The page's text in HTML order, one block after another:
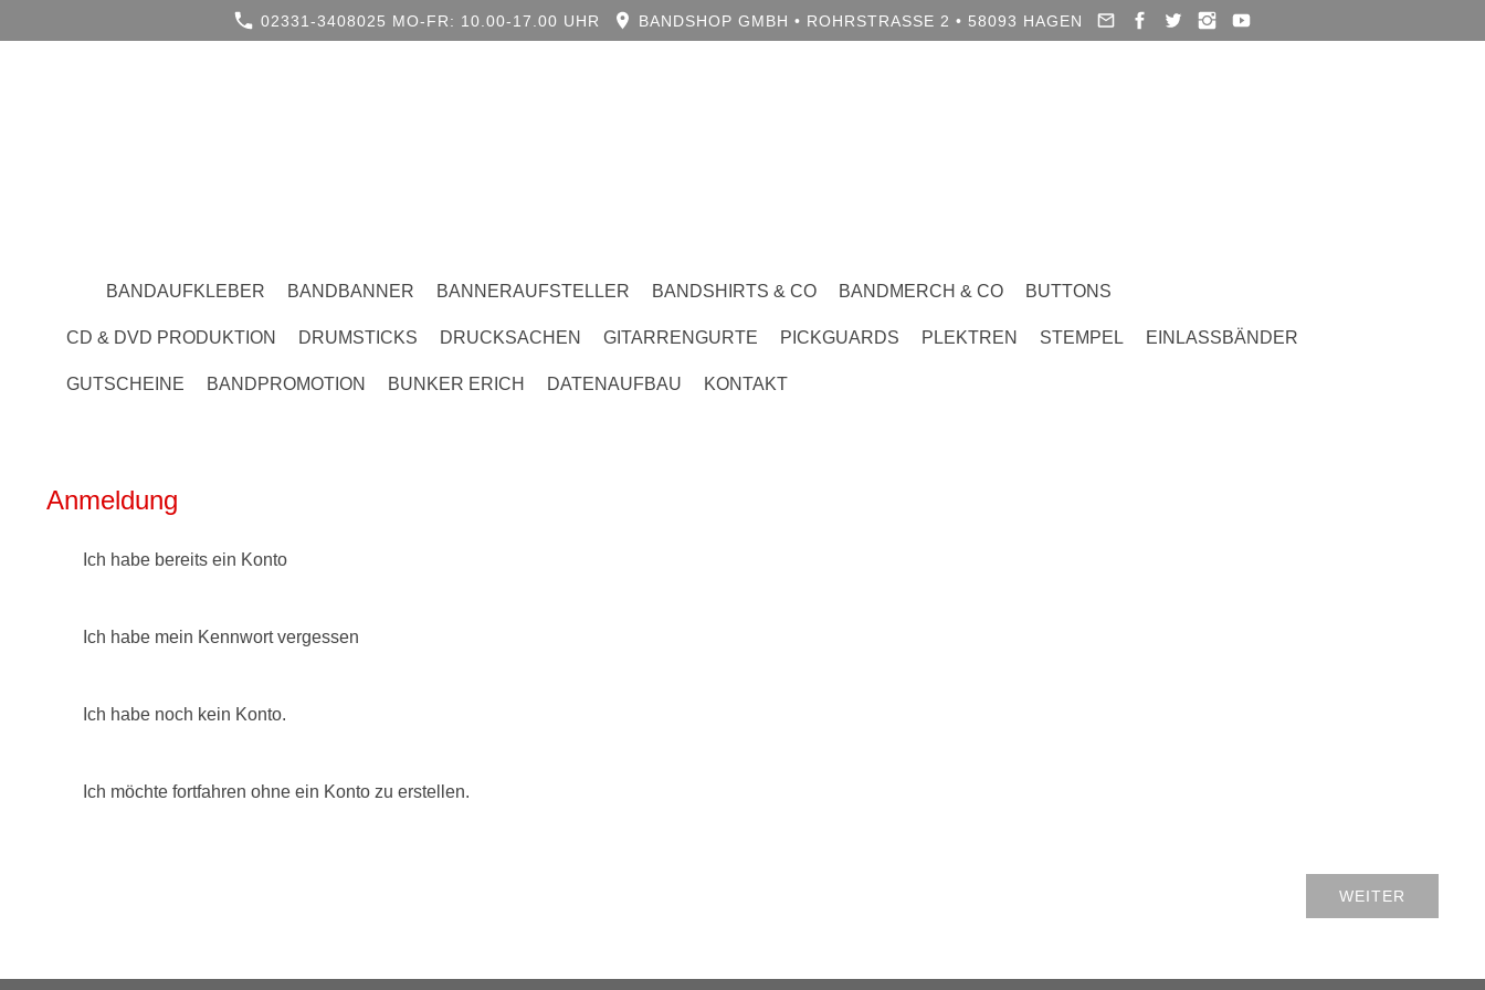
02331-3408025 MO-FR: 10.00-17.00 UHR BANDSHOP GMBH • ROHRSTRASSE 2 • 58093 HAGEN
BANDAUFKLEBER BANDBANNER BANNERAUFSTELLER BANDSHIRTS & CO BANDMERCH & CO BUTTONS
CD & DVD PRODUKTION DRUMSTICKS DRUCKSACHEN GITARRENGURTE PICKGUARDS PLEKTREN STEMPEL EINLASSBÄNDER
GUTSCHEINE BANDPROMOTION BUNKER ERICH DATENAUFBAU KONTAKT
Anmeldung
Ich habe bereits ein Konto
Ich habe mein Kennwort vergessen
Ich habe noch kein Konto.
Ich möchte fortfahren ohne ein Konto zu erstellen.